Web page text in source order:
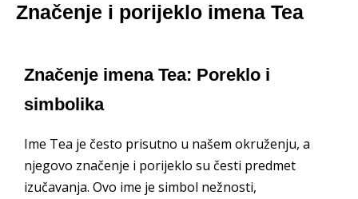
Značenje i porijeklo imena Tea
Značenje imena Tea: Poreklo i
simbolika
Ime Tea je često prisutno u našem okruženju, a
njegovo značenje i porijeklo su česti predmet
izučavanja. Ovo ime je simbol nežnosti,